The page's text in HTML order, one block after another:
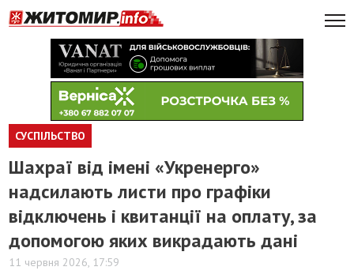
СУСПІЛЬСТВО
Шахраї від імені «Укренерго»
надсилають листи про графіки
відключень і квитанції на оплату, за
допомогою яких викрадають дані
11 червня 2026, 17:59